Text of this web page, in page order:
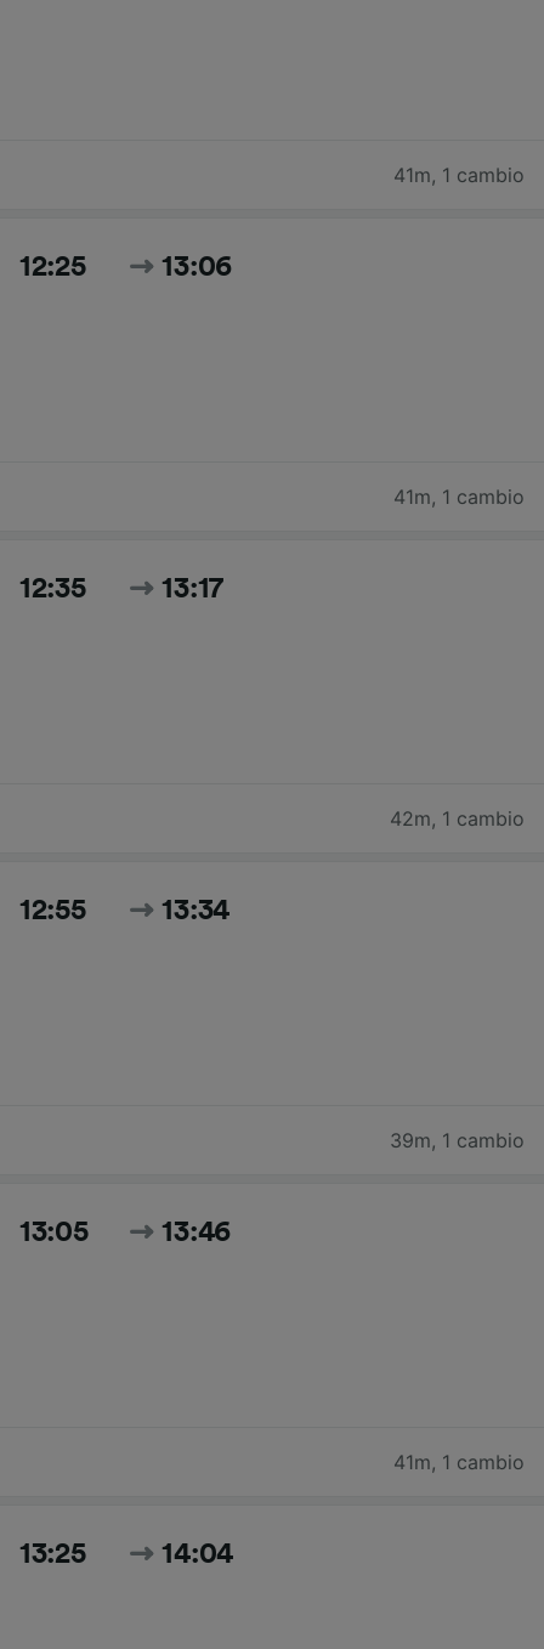
41m, 1 cambio
12:25 13:06
41m, 1 cambio
12:35 13:17
42m, 1 cambio
12:55 13:34
39m, 1 cambio
13:05 13:46
41m, 1 cambio
13:25 14:04